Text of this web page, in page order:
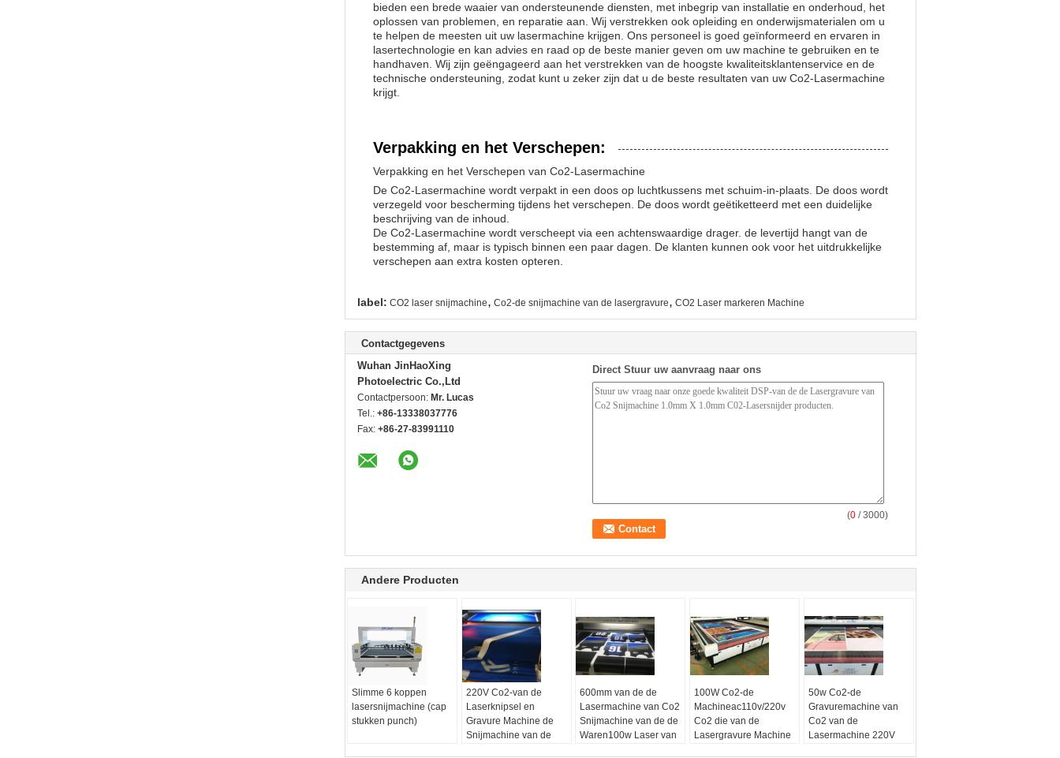
bieden een brede waaier van ondersteunende diensten, met inbegrip van installatie en onderhoud, het
oplossen van problemen, en reparatie aan. Wij verstrekken ook opleiding en onderwijsmaterialen om u
te helpen de meesten uit uw lasermachine krijgen. Ons personeel is goed geïnformeerd en ervaren in
lasertechnologie en kan advies en raad op de beste manier geven om uw machine te gebruiken en te
handhaven. Wij zijn geëngageerd aan het verstrekken van de hoogste kwaliteitsklantenservice en de
technische ondersteuning, zodat kunt u zeker zijn dat u de beste resultaten van uw Co2-Lasermachine
krijgt.
Verpakking en het Verschepen:
Verpakking en het Verschepen van Co2-Lasermachine
De Co2-Lasermachine wordt verpakt in een doos op luchtkussens met schuim-in-plaats. De doos wordt
verzegeld voor bescherming tijdens het verschepen. De doos wordt geëtiketteerd met een duidelijke
beschrijving van de inhoud.
De Co2-Lasermachine wordt verscheept via een achtenswaardige drager. de levertijd hangt van de
bestemming af, maar is typisch binnen een paar dagen. De klanten kunnen ook voor het uitdrukkelijke
verschepen aan extra kosten opteren.
label: CO2 laser snijmachine, Co2-de snijmachine van de lasergravure, CO2 Laser markeren Machine
Contactgegevens
Wuhan JinHaoXing
Photoelectric Co.,Ltd
Contactpersoon: Mr. Lucas
Tel.: +86-13338037776
Fax: +86-27-83991110
Direct Stuur uw aanvraag naar ons
(0 / 3000)
Andere Producten
Slimme 6 koppen
lasersnijmachine (cap
stukken punch)
220V Co2-van de
Laserknipsel en
Gravure Machine de
Snijmachine van de
600mm van de de
Lasermachine van Co2
Snijmachine van de de
Waren100w Laser van
100W Co2-de
Machineac110v/220v
Co2 die van de
Lasergravure Machine
50w Co2-de
Gravuremachine van
Co2 van de
Lasermachine 220V